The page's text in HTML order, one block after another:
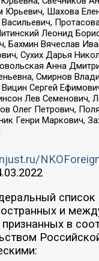
Юрьевич, Шахова
Леонид
Бахмин Вячеслав
Сухих Дарья
Анна
Смирнов
Сергей
Лев Семенович,
Олег Петрович,
Генри Маркович,
список
и
признанных в